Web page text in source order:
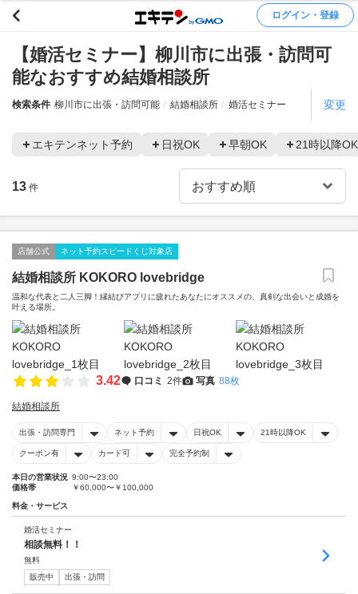
ログイン・登録
【婚活セミナー】柳川市に出張・訪問可
能なおすすめ結婚相談所
検索条件 柳川市に出張・訪問可能 結婚相談所 婚活セミナー 変更
エキテンネット予約 日祝OK 早朝OK 21時以降OK
13 件
店舗公式 ネット予約スピードくじ対象店
結婚相談所 KOKORO lovebridge
温和な代表と二人三脚！縁結びアプリに疲れたあなたにオススメの、真剣な出会いと成婚を
叶える場所。
3.42 口コミ 2件 写真 88枚
結婚相談所
出張・訪問専門 ネット予約 日祝OK 21時以降OK
クーポン有 カード可 完全予約制
本日の営業状況 9:00〜23:00
価格帯
￥60,000〜￥100,000
料金・サービス
婚活セミナー
相談無料！！
無料
販売中
出張・訪問